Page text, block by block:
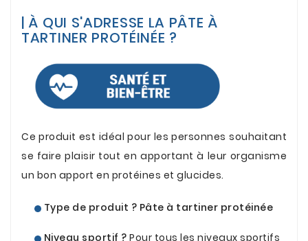
| À QUI S'ADRESSE LA PÂTE À
TARTINER PROTÉINÉE ?
Ce produit est idéal pour les personnes souhaitant
se faire plaisir tout en apportant à leur organisme
un bon apport en protéines et glucides.
Type de produit ? Pâte à tartiner protéinée
Niveau sportif ? Pour tous les niveaux sportifs